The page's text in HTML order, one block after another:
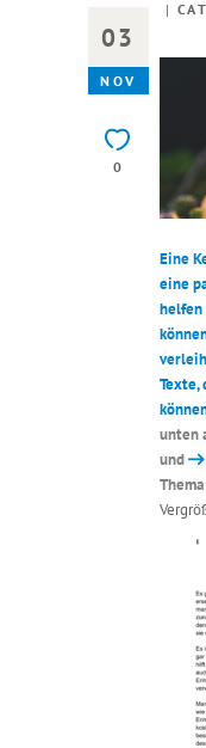
03
NOV
0
Eine
eine
helfen
Texte,
unten
und